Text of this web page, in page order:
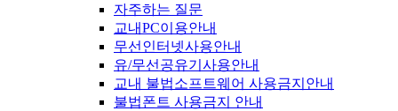
자주하는 질문
교내PC이용안내
무선인터넷사용안내
유/무선공유기사용안내
교내 불법소프트웨어 사용금지안내
불법폰트 사용금지 안내